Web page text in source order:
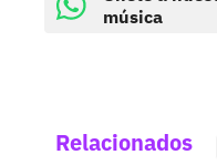
música
Relacionados